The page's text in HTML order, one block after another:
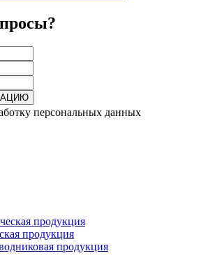
персональных данных
продукция
продукция
продукция